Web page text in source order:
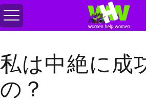
メ
ニ
の
切
り
替
え
私は中絶に成
の？